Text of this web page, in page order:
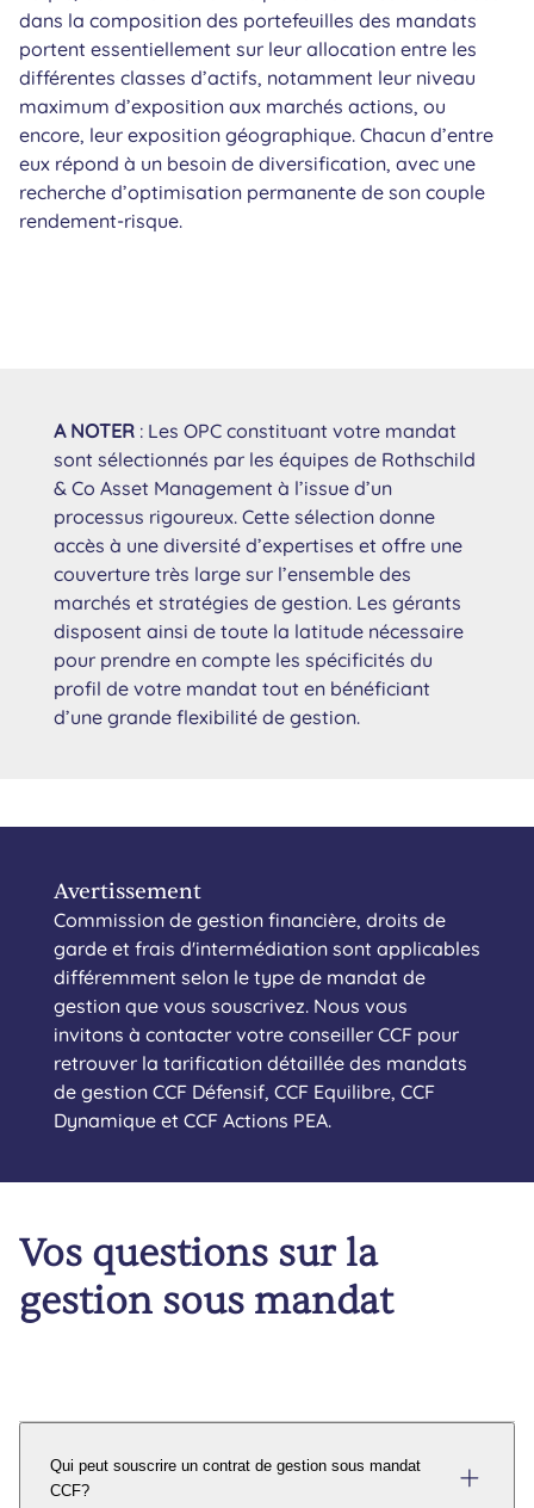
dans la composition des portefeuilles des mandats
portent essentiellement sur leur allocation entre les
différentes classes d’actifs, notamment leur niveau
maximum d’exposition aux marchés actions, ou
encore, leur exposition géographique. Chacun d’entre
eux répond à un besoin de diversification, avec une
recherche d’optimisation permanente de son couple
rendement-risque.
A NOTER: Les OPC constituant votre mandat
sont sélectionnés par les équipes de Rothschild
& Co Asset Management à l’issue d’un
processus rigoureux. Cette sélection donne
accès à une diversité d’expertises et offre une
couverture très large sur l’ensemble des
marchés et stratégies de gestion. Les gérants
disposent ainsi de toute la latitude nécessaire
pour prendre en compte les spécificités du
profil de votre mandat tout en bénéficiant
d’une grande flexibilité de gestion.
Avertissement
Commission de gestion financière, droits de
garde et frais d'intermédiation sont applicables
différemment selon le type de mandat de
gestion que vous souscrivez. Nous vous
invitons à contacter votre conseiller CCF pour
retrouver la tarification détaillée des mandats
de gestion CCF Défensif, CCF Equilibre, CCF
Dynamique et CCF Actions PEA.
Vos questions sur la
gestion sous mandat
Qui peut souscrire un contrat de gestion sous mandat
CCF?